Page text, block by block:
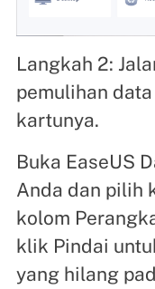
Langkah 2:
pemulihan
kartunya.
Buka EaseUS
Anda dan pilih
kolom
klik Pindai
yang hilang